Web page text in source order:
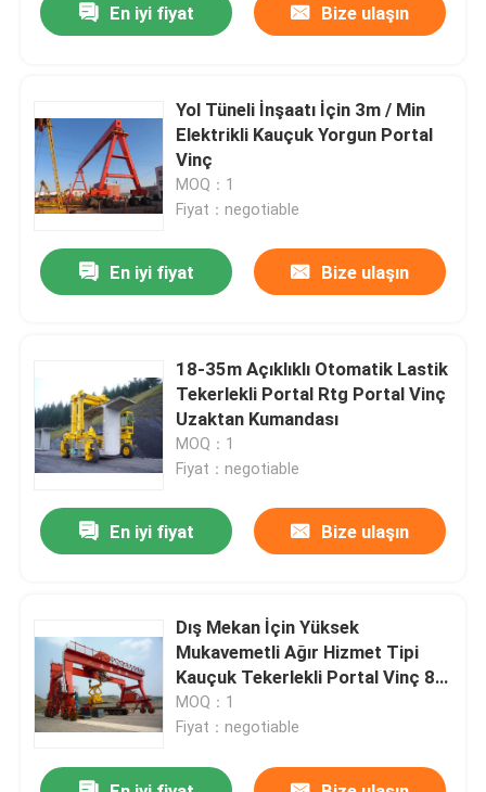
En iyi fiyat Bize ulaşın
Yol Tüneli İnşaatı İçin 3m / Min
Elektrikli Kauçuk Yorgun Portal
Vinç
MOQ：1
Fiyat：negotiable
En iyi fiyat Bize ulaşın
18-35m Açıklıklı Otomatik Lastik
Tekerlekli Portal Rtg Portal Vinç
Uzaktan Kumandası
MOQ：1
Fiyat：negotiable
En iyi fiyat Bize ulaşın
Dış Mekan İçin Yüksek
Mukavemetli Ağır Hizmet Tipi
Kauçuk Tekerlekli Portal Vinç 80
Ton
MOQ：1
Fiyat：negotiable